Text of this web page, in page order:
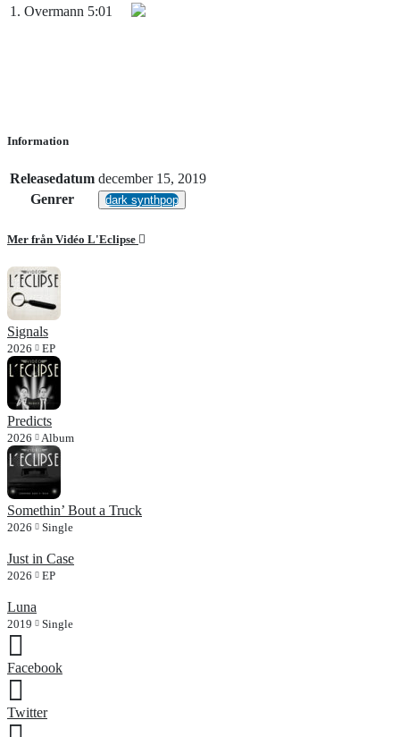
1. Overmann 5:01
Information
Releasedatum december 15, 2019
Genrer
dark synthpop
Mer från Vidéo L'Eclipse
Signals
2026 EP
Predicts
2026 Album
Somethin’ Bout a Truck
2026 Single
Just in Case
2026 EP
Luna
2019 Single
Facebook
Twitter